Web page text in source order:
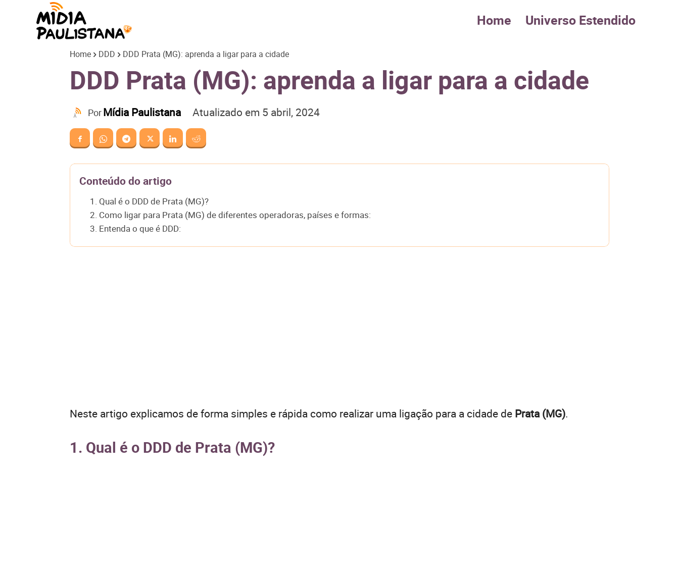
Paulistana
Home Universo Estendido
Home DDD DDD Prata (MG): aprenda a ligar para a cidade
DDD Prata (MG): aprenda a ligar para a cidade
PorMídia Paulistana Atualizado em 5 abril, 2024
Conteúdo do artigo
1. Qual é o DDD de Prata (MG)?
2. Como ligar para Prata (MG) de diferentes operadoras, países e formas:
3. Entenda o que é DDD:
Neste artigo explicamos de forma simples e rápida como realizar uma ligação para a cidade de Prata (MG).
1. Qual é o DDD de Prata (MG)?